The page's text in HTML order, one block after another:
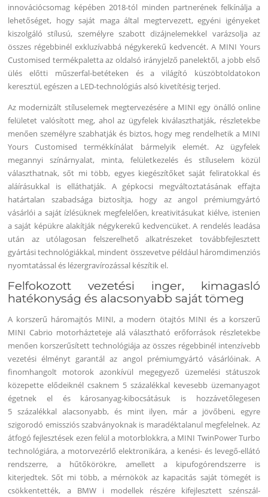
innovációcsomag képében 2018-tól minden partnerének felkínálja a
lehetőséget, hogy saját maga által megtervezett, egyéni igényeket
kiszolgáló stílusú, személyre szabott dizájnelemekkel varázsolja az
összes régebbinél exkluzívabbá négykerekű kedvencét. A MINI Yours
Customised termékpaletta az oldalsó irányjelző panelektől, a jobb első
ülés előtti műszerfal-betéteken és a világító küszöbtoldatokon
keresztül, egészen a LED-technológiás alsó kivetítésig terjed.
Az modernizált stíluselemek megtervezésére a MINI egy önálló online
felületet valósított meg, ahol az ügyfelek kiválaszthatják, részletekbe
menően személyre szabhatják és biztos, hogy meg rendelhetik a MINI
Yours Customised termékkínálat bármelyik elemét. Az ügyfelek
megannyi színárnyalat, minta, felületkezelés és stíluselem közül
választhatnak, sőt mi több, egyes kiegészítőket saját feliratokkal és
aláírásukkal is elláthatják. A gépkocsi megváltoztatásának effajta
határtalan szabadsága biztosítja, hogy az angol prémiumgyártó
vásárlói a saját ízlésüknek megfelelően, kreativitásukat kiélve, istenien
a saját képükre alakítják négykerekű kedvencüket. A rendelés leadása
után az utólagosan felszerelhető alkatrészeket továbbfejlesztett
gyártási technológiákkal, mindent összevetve például háromdimenziós
nyomtatással és lézergravírozással készítik el.
Felfokozott vezetési inger, kimagasló
hatékonyság és alacsonyabb saját tömeg
A korszerű háromajtós MINI, a modern ötajtós MINI és a korszerű
MINI Cabrio motorházteteje alá választható erőforrások részletekbe
menően korszerűsített technológiája az összes régebbinél intenzívebb
vezetési élményt garantál az angol prémiumgyártó vásárlóinak. A
finomhangolt motorok azonkívül megegyező üzemelési státuszok
közepette elődeiknél csaknem 5 százalékkal kevesebb üzemanyagot
égetnek el és károsanyag-kibocsátásuk is hozzávetőlegesen
5 százalékkal alacsonyabb, és mint ilyen, már a jövőbeni, egyre
szigorodó emissziós szabványoknak is maradéktalanul megfelelnek. Az
átfogó fejlesztések ezen felül a motorblokkra, a MINI TwinPower Turbo
technológiára, a motorvezérlő elektronikára, a kenési- és levegő-ellátó
rendszerre, a hűtőkörökre, amellett a kipufogórendszerre is
kiterjedtek. Sőt mi több, a mérnökök az kapacitás saját tömegét is
csökkentették, a BMW i modellek részére kifejlesztett szénszál-